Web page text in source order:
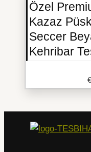
Özel
Kazaz
Seccer
Kehribar
€